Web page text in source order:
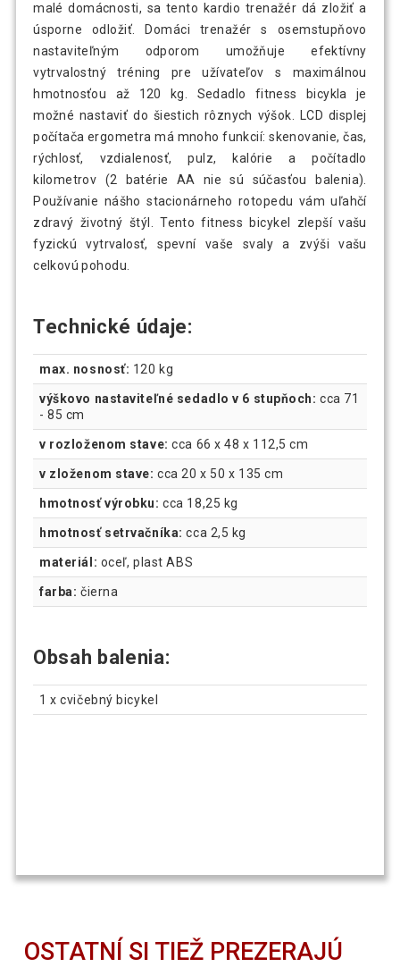
malé domácnosti, sa tento kardio trenažér dá zložiť a
úsporne odložiť. Domáci trenažér s osemstupňovo
nastaviteľným odporom umožňuje efektívny
vytrvalostný tréning pre užívateľov s maximálnou
hmotnosťou až 120 kg. Sedadlo fitness bicykla je
možné nastaviť do šiestich rôznych výšok. LCD displej
počítača ergometra má mnoho funkcií: skenovanie, čas,
rýchlosť, vzdialenosť, pulz, kalórie a počítadlo
kilometrov (2 batérie AA nie sú súčasťou balenia).
Používanie nášho stacionárneho rotopedu vám uľahčí
zdravý životný štýl. Tento fitness bicykel zlepší vašu
fyzickú vytrvalosť, spevní vaše svaly a zvýši vašu
celkovú pohodu.
Technické údaje:
max. nosnosť: 120 kg
výškovo nastaviteľné sedadlo v 6 stupňoch: cca 71
- 85 cm
v rozloženom stave: cca 66 x 48 x 112,5 cm
v zloženom stave: cca 20 x 50 x 135 cm
hmotnosť výrobku: cca 18,25 kg
hmotnosť setrvačníka: cca 2,5 kg
materiál: oceľ, plast ABS
farba: čierna
Obsah balenia:
1 x cvičebný bicykel
OSTATNÍ SI TIEŽ PREZERAJÚ